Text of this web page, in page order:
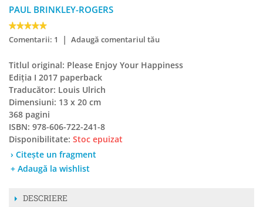
PAUL BRINKLEY-ROGERS
Comentarii: 1 | Adaugă comentariul tău
Titlul original: Please Enjoy Your Happiness
Ediția I 2017 paperback
Traducător: Louis Ulrich
Dimensiuni: 13 x 20 cm
368 pagini
ISBN: 978-606-722-241-8
Disponibilitate: Stoc epuizat
› Citește un fragment
+ Adaugă la wishlist
DESCRIERE